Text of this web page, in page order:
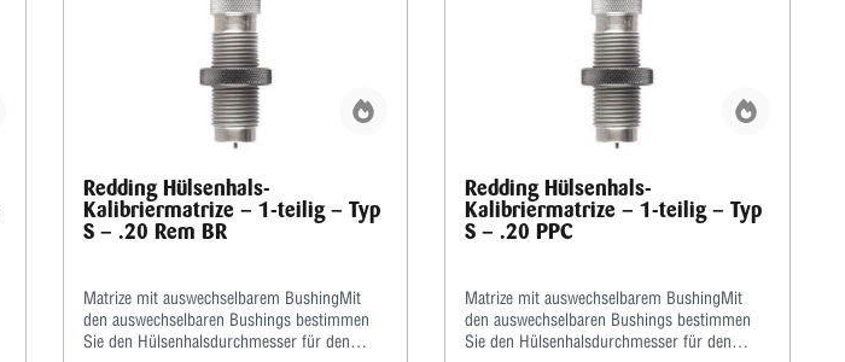
Redding Hülsenhals-
Kalibriermatrize – 1-teilig – Typ
S – .20 Rem BR
Matrize mit auswechselbarem BushingMit
den auswechselbaren Bushings bestimmen
Sie den Hülsenhalsdurchmesser für den
Redding Hülsenhals-
Kalibriermatrize – 1-teilig – Typ
S – .20 PPC
Matrize mit auswechselbarem BushingMit
den auswechselbaren Bushings bestimmen
Sie den Hülsenhalsdurchmesser für den